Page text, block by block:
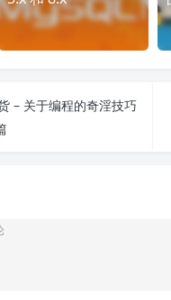
– 关于编程的奇淫技巧